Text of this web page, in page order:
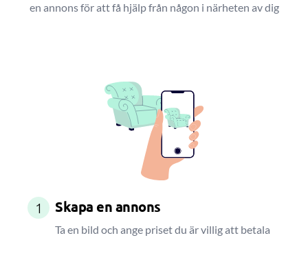
en annons för att få hjälp från någon i närheten av dig
1 Skapa en annons
Ta en bild och ange priset du är villig att betala